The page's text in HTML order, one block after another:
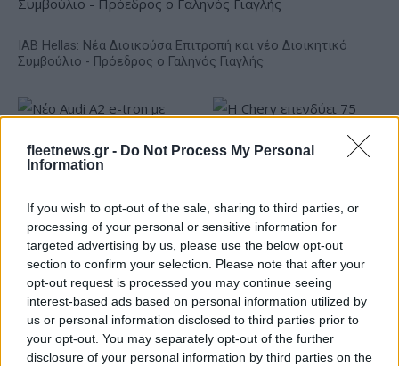
fleetnews.gr - Do Not Process My Personal
Information
If you wish to opt-out of the sale, sharing to third parties, or
processing of your personal or sensitive information for
targeted advertising by us, please use the below opt-out
section to confirm your selection. Please note that after your
opt-out request is processed you may continue seeing
interest-based ads based on personal information utilized by
us or personal information disclosed to third parties prior to
your opt-out. You may separately opt-out of the further
disclosure of your personal information by third parties on the
IAB Hellas: Νέα Διοικούσα Επιτροπή και νέο Διοικητικό
Συμβούλιο - Πρόεδρος ο Γαληνός Γιαγλής
στόχο την κορυφή της
αποδοτικότητας
δολάρια στην KG Mobility
Το FIAT 500 Hybrid τώρα από 18.990 ευρώ